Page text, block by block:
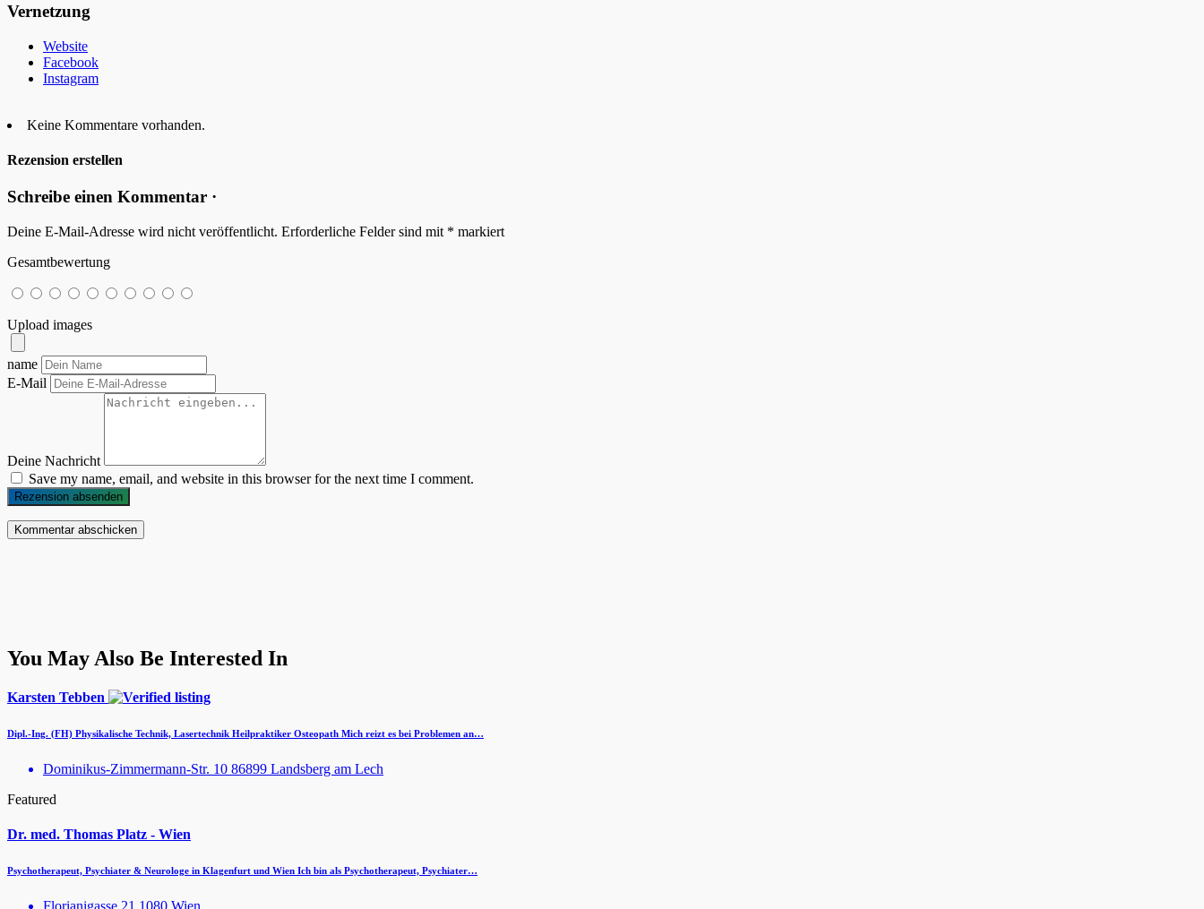
Vernetzung
Website
Facebook
Instagram
Keine Kommentare vorhanden.
Rezension erstellen
Schreibe einen Kommentar ·
Deine E-Mail-Adresse wird nicht veröffentlicht. Erforderliche Felder sind mit * markiert
Gesamtbewertung
Upload images
name
E-Mail
Deine Nachricht
Save my name, email, and website in this browser for the next time I comment.
Rezension absenden
You May Also Be Interested In
Karsten Tebben
Dipl.-Ing. (FH) Physikalische Technik, Lasertechnik Heilpraktiker Osteopath Mich reizt es bei Problemen an…
Dominikus-Zimmermann-Str. 10 86899 Landsberg am Lech
Featured
Dr. med. Thomas Platz - Wien
Psychotherapeut, Psychiater & Neurologe in Klagenfurt und Wien Ich bin als Psychotherapeut, Psychiater…